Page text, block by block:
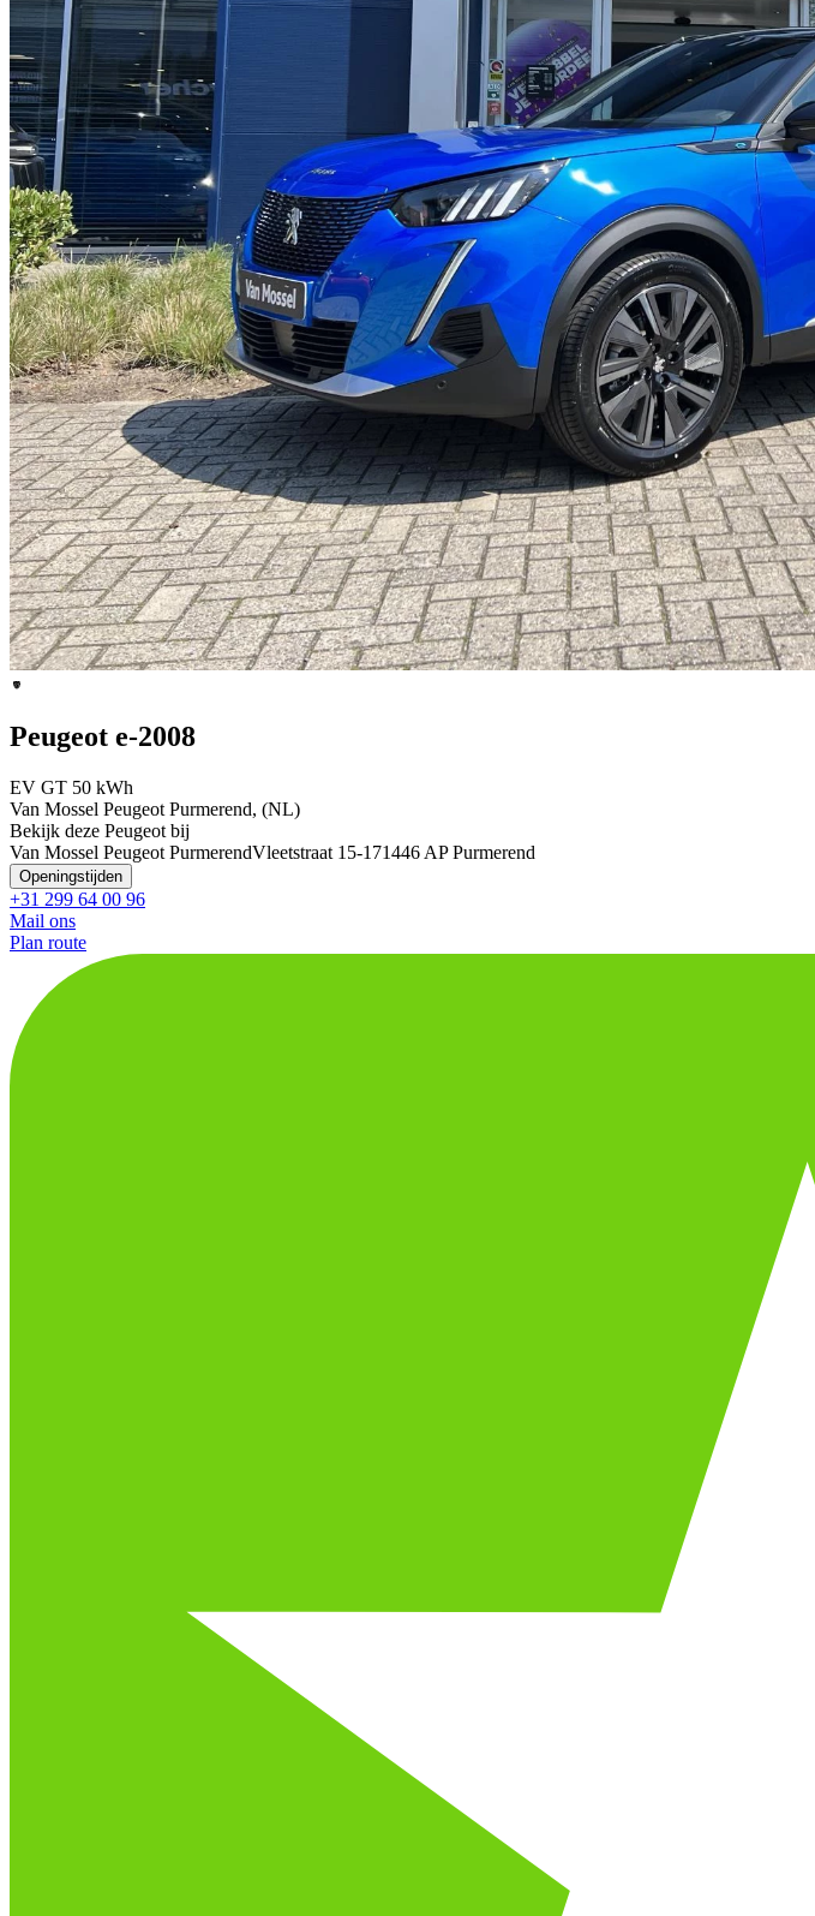
Peugeot e-2008
EV GT 50 kWh
Van Mossel Peugeot Purmerend, (NL)
Bekijk deze Peugeot bij
Van Mossel Peugeot PurmerendVleetstraat 15-171446 AP Purmerend
Openingstijden
+31 299 64 00 96
Mail ons
Plan route